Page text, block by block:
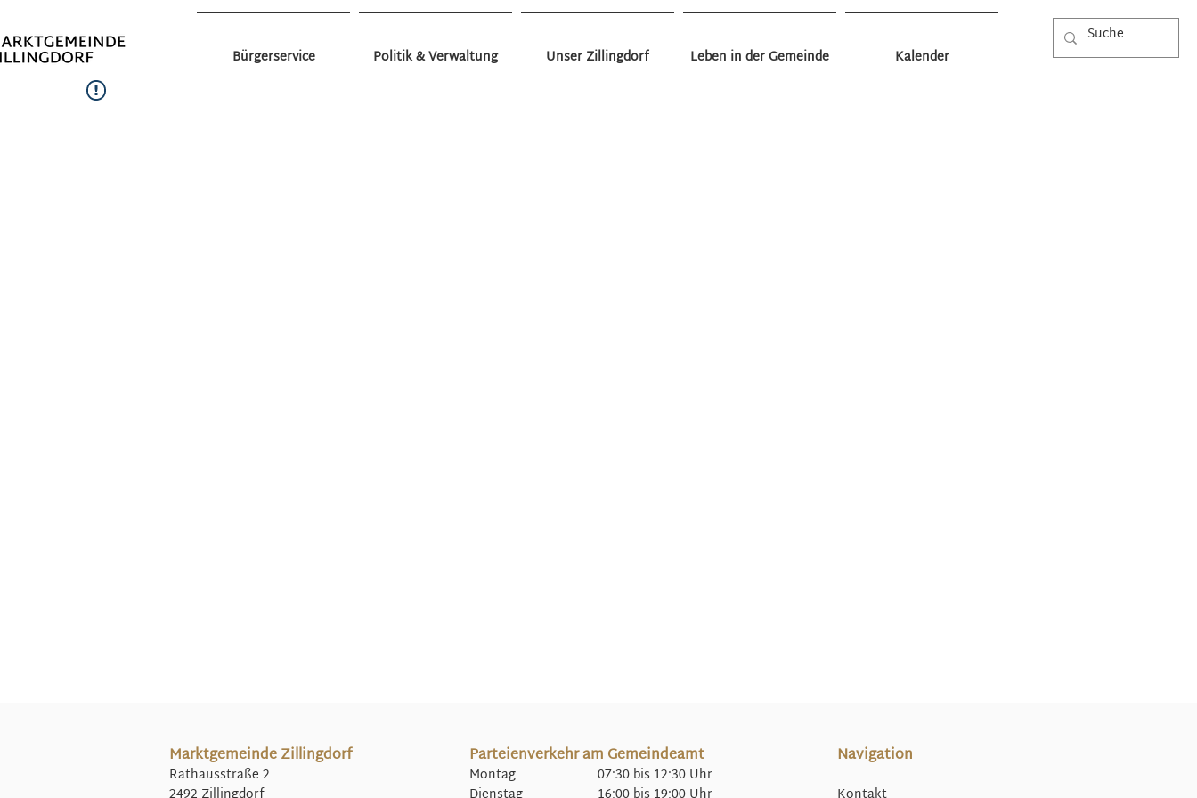
Bürgerservice Politik & Verwaltung Unser Zillingdorf Leben in der Gemeinde Kalender
Marktgemeinde Zillingdorf
Rathausstraße 2
Parteienverkehr am Gemeindeamt
Montag 07:30 bis 12:30 Uhr
Navigation